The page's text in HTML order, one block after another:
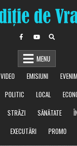
MENU
VIDEO EMISIUNI
POLITIC LOCAL
STRĂZI SĂNĂTATE
EXECUTĂRI PROMO